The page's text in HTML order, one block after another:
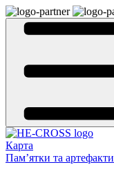
Карта
Пам’ятки та артефакти